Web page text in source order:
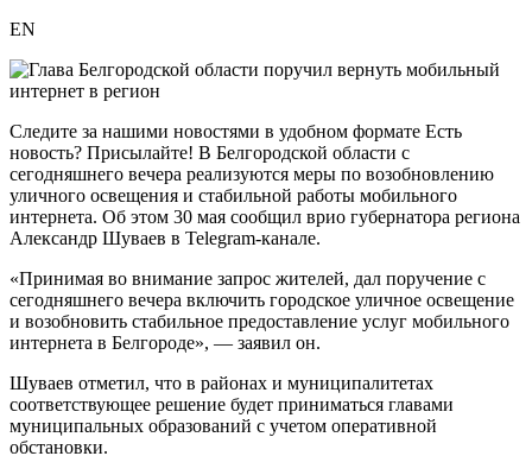
EN
Следите за нашими новостями в удобном формате Есть
новость? Присылайте! В Белгородской области с
сегодняшнего вечера реализуются меры по возобновлению
уличного освещения и стабильной работы мобильного
интернета. Об этом 30 мая сообщил врио губернатора региона
Александр Шуваев в Telegram-канале.
«Принимая во внимание запрос жителей, дал поручение с
сегодняшнего вечера включить городское уличное освещение
и возобновить стабильное предоставление услуг мобильного
интернета в Белгороде», — заявил он.
Шуваев отметил, что в районах и муниципалитетах
соответствующее решение будет приниматься главами
муниципальных образований с учетом оперативной
обстановки.